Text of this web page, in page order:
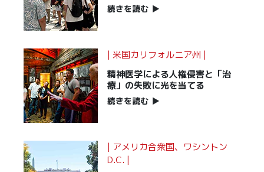
続きを読む ▶
| 米国カリフォルニア州 |
精神医学による人権侵害と「治
療」の失敗に光を当てる
続きを読む ▶
| アメリカ合衆国、ワシントン
D.C. |